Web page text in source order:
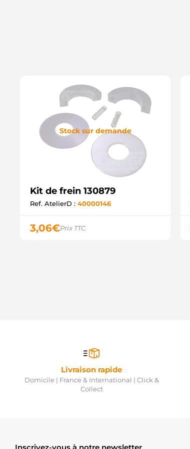
Stock sur demande
Kit de frein 130879
Ref. AtelierD : 40000146
3,06€Prix TTC
Livraison rapide
Domicile | France & International | Click &
Collect